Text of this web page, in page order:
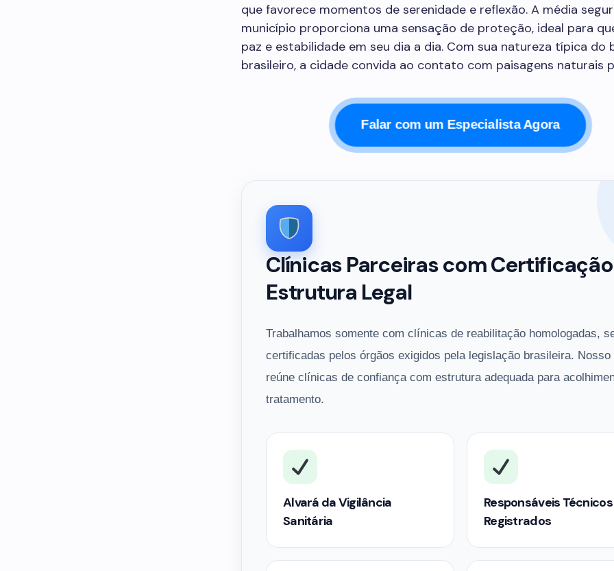
que favorece momentos de serenidade e reflexão. A média
município proporciona uma sensação de proteção, ideal para
paz e estabilidade em seu dia a dia. Com sua natureza típica do
brasileiro, a cidade convida ao contato com paisagens naturais
Falar com um Especialista Agora
Clínicas Parceiras com
Estrutura Legal
Trabalhamos somente com clínicas de reabilitação homologadas,
certificadas pelos órgãos exigidos pela legislação brasileira. Nosso
reúne clínicas de confiança com estrutura adequada para
tratamento.
Alvará da Vigilância
Sanitária
Responsáveis Técnicos
Registrados